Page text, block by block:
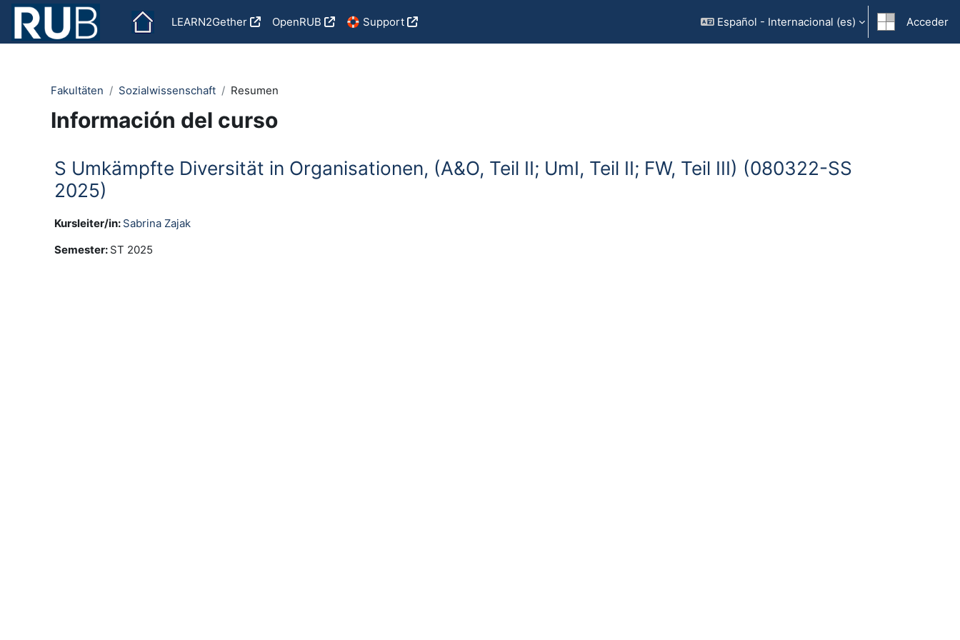
Salta al contenido principal
LEARN2Gether
OpenRUB 🛟 Support Español - Internacional ‎(es)‎ Acceder
Fakultäten Sozialwissenschaft Resumen
Información del curso
S Umkämpfte Diversität in Organisationen, (A&O, Teil II; UmI, Teil II; FW, Teil III) (080322-SS
2025)
Kursleiter/in: Sabrina Zajak
Semester: ST 2025